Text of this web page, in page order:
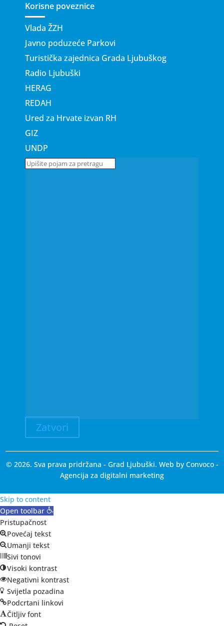
Korisne poveznice
Vlada ŽZH
Javno poduzeće Parkovi
Turistička zajednica Grada Ljubuškog
Radio Ljubuški
HERAG
REDAH
Ured za Hrvate izvan RH
GIZ
UNDP
Zatvori
© 2026. Sva prava pridržana - Grad Ljubuški. Web by Convoco-
Agencija za digitalni marketing
Skip to content
Open toolbar
Pristupačnost
Povećaj tekst
Umanji tekst
Sivi tonovi
Visoki kontrast
Negativni kontrast
Svijetla pozadina
Podcrtani linkovi
Čitljiv font